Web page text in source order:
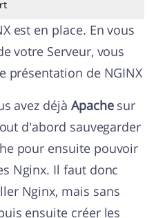
est en place. En vous
votre Serveur, vous
présentation de NGINX
avez déjà Apachesur
d'abord sauvegarder
pour ensuite pouvoir
Nginx. Il faut donc
Nginx, mais sans
ensuite créer les